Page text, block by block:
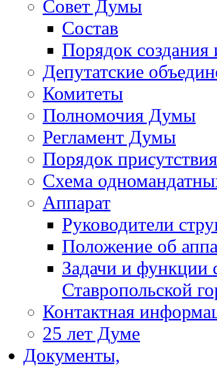
Совет Думы
Состав
Порядок создания
Депутатские
Комитеты
Полномочия Думы
Регламент Думы
Порядок
Схема
Аппарат
Руководители
Положение об
Задачи и функции
Ставропольской
Контактная
25 лет Думе
Документы,